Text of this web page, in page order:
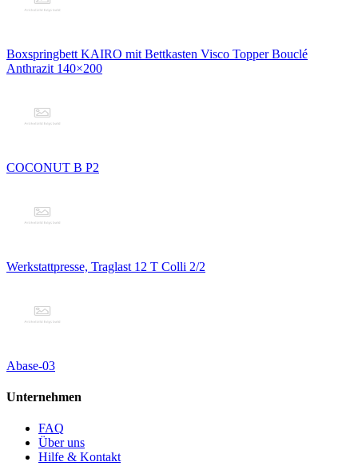
Boxspringbett KAIRO mit Bettkasten Visco Topper Bouclé
Anthrazit 140×200
COCONUT B P2
Werkstattpresse, Traglast 12 T Colli 2/2
Abase-03
Unternehmen
FAQ
Über uns
Hilfe & Kontakt